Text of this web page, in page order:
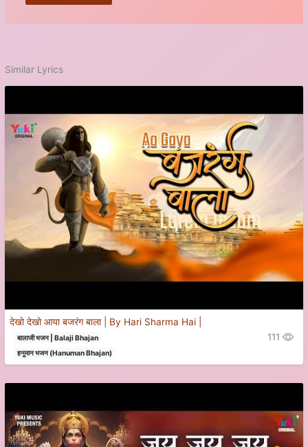
Similar Lyrics
देखो देखो आया बजरंग बाला | By Hari Sharma Hai |
बालाजी भजन | Balaji Bhajan
हनुमान भजन (Hanuman Bhajan)
111